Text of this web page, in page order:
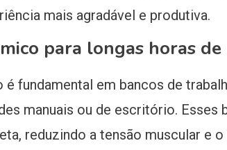
mais agradável e produtiva.
para longas horas de
fundamental em bancos de
manuais ou de escritório. Esses
reduzindo a tensão muscular e